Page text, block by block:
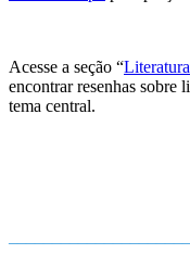
Acesse a seção “Literatura
encontrar resenhas sobre
tema central.